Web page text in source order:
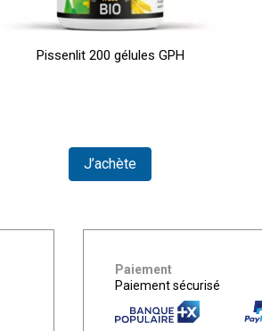
Pissenlit 200 gélules GPH
J’achète
Paiement
Paiement sécurisé